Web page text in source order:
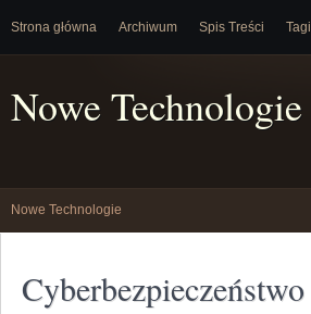
Strona główna Archiwum Spis Treści Tagi
Nowe Technologie
Nowe Technologie
Cyberbezpieczeństwo